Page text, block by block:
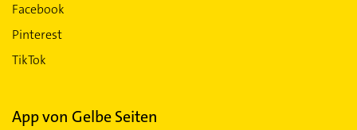
Facebook
Pinterest
TikTok
App von Gelbe Seiten